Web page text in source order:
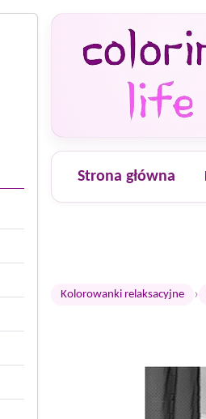
Strona główna
Kolorowanki relaksacyjne ›